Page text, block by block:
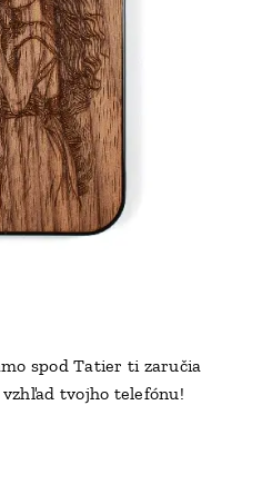
spod Tatier ti zaručia
tvojho telefónu!